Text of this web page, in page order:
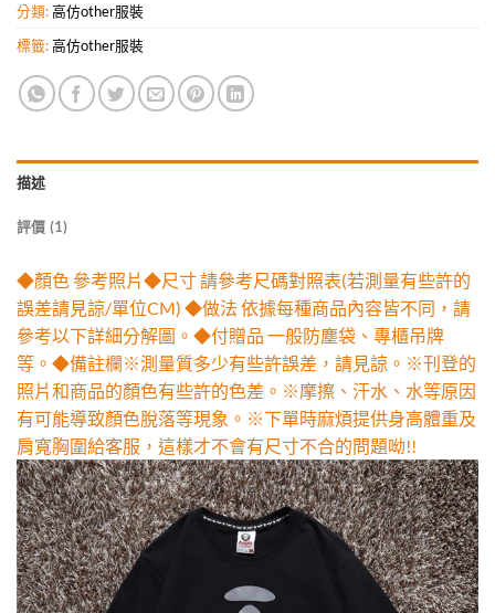
分類:高仿other服裝
標籤:高仿other服裝
描述
評價 (1)
◆顏色 參考照片◆尺寸 請參考尺碼對照表(若測量有些許的
誤差請見諒/單位CM) ◆做法 依據每種商品內容皆不同，請
參考以下詳細分解圖。◆付贈品 一般防塵袋、專櫃吊牌
等。◆備註欄※測量質多少有些許誤差，請見諒。※刊登的
照片和商品的顏色有些許的色差。※摩擦、汗水、水等原因
有可能導致顏色脫落等現象。※下單時麻煩提供身高體重及
肩寬胸圍給客服，這樣才不會有尺寸不合的問題呦!!